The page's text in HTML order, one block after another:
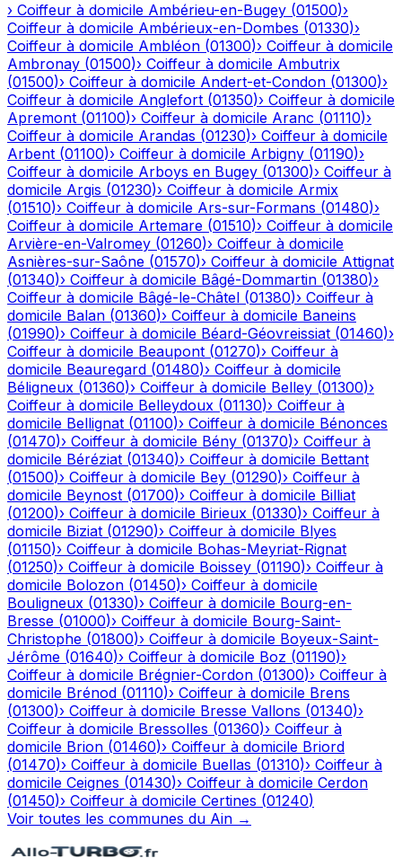
› Coiffeur à domicile Ambérieu-en-Bugey (01500)›
Coiffeur à domicile Ambérieux-en-Dombes (01330)›
Coiffeur à domicile Ambléon (01300)› Coiffeur à domicile
Ambronay (01500)› Coiffeur à domicile Ambutrix
(01500)› Coiffeur à domicile Andert-et-Condon (01300)›
Coiffeur à domicile Anglefort (01350)› Coiffeur à domicile
Apremont (01100)› Coiffeur à domicile Aranc (01110)›
Coiffeur à domicile Arandas (01230)› Coiffeur à domicile
Arbent (01100)› Coiffeur à domicile Arbigny (01190)›
Coiffeur à domicile Arboys en Bugey (01300)› Coiffeur à
domicile Argis (01230)› Coiffeur à domicile Armix
(01510)› Coiffeur à domicile Ars-sur-Formans (01480)›
Coiffeur à domicile Artemare (01510)› Coiffeur à domicile
Arvière-en-Valromey (01260)› Coiffeur à domicile
Asnières-sur-Saône (01570)› Coiffeur à domicile Attignat
(01340)› Coiffeur à domicile Bâgé-Dommartin (01380)›
Coiffeur à domicile Bâgé-le-Châtel (01380)› Coiffeur à
domicile Balan (01360)› Coiffeur à domicile Baneins
(01990)› Coiffeur à domicile Béard-Géovreissiat (01460)›
Coiffeur à domicile Beaupont (01270)› Coiffeur à
domicile Beauregard (01480)› Coiffeur à domicile
Béligneux (01360)› Coiffeur à domicile Belley (01300)›
Coiffeur à domicile Belleydoux (01130)› Coiffeur à
domicile Bellignat (01100)› Coiffeur à domicile Bénonces
(01470)› Coiffeur à domicile Bény (01370)› Coiffeur à
domicile Béréziat (01340)› Coiffeur à domicile Bettant
(01500)› Coiffeur à domicile Bey (01290)› Coiffeur à
domicile Beynost (01700)› Coiffeur à domicile Billiat
(01200)› Coiffeur à domicile Birieux (01330)› Coiffeur à
domicile Biziat (01290)› Coiffeur à domicile Blyes
(01150)› Coiffeur à domicile Bohas-Meyriat-Rignat
(01250)› Coiffeur à domicile Boissey (01190)› Coiffeur à
domicile Bolozon (01450)› Coiffeur à domicile
Bouligneux (01330)› Coiffeur à domicile Bourg-en-
Bresse (01000)› Coiffeur à domicile Bourg-Saint-
Christophe (01800)› Coiffeur à domicile Boyeux-Saint-
Jérôme (01640)› Coiffeur à domicile Boz (01190)›
Coiffeur à domicile Brégnier-Cordon (01300)› Coiffeur à
domicile Brénod (01110)› Coiffeur à domicile Brens
(01300)› Coiffeur à domicile Bresse Vallons (01340)›
Coiffeur à domicile Bressolles (01360)› Coiffeur à
domicile Brion (01460)› Coiffeur à domicile Briord
(01470)› Coiffeur à domicile Buellas (01310)› Coiffeur à
domicile Ceignes (01430)› Coiffeur à domicile Cerdon
(01450)› Coiffeur à domicile Certines (01240)
Voir toutes les communes du Ain →